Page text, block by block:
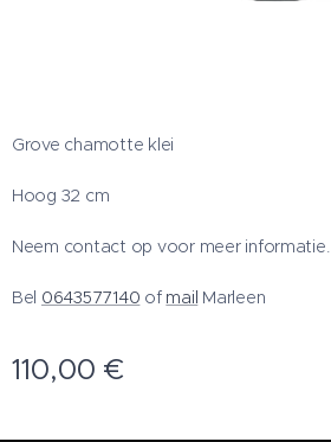
Grove chamotte klei
Hoog 32 cm
Neem contact op voor meer informatie.
Bel 0643577140 of mail Marleen
110,00 €